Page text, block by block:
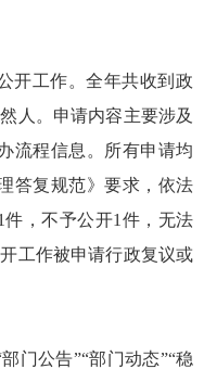
开工作。全年共收到政
人。申请内容主要涉及
流程信息。所有申请均
答复规范》要求，依法
，不予公开1件，无法
工作被申请行政复议或
门公告”“部门动态”“稳